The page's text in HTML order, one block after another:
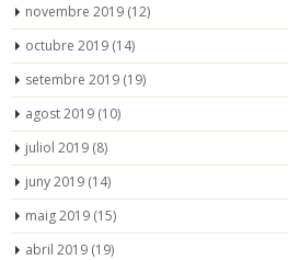
novembre 2019 (12)
octubre 2019 (14)
setembre 2019 (19)
agost 2019 (10)
juliol 2019 (8)
juny 2019 (14)
maig 2019 (15)
abril 2019 (19)